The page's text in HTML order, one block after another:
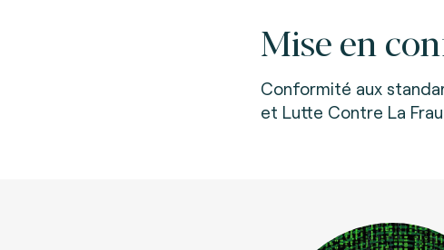
Mise en
Conformité aux
et Lutte Contre La